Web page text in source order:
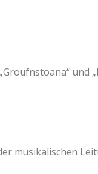
und
musikalischen